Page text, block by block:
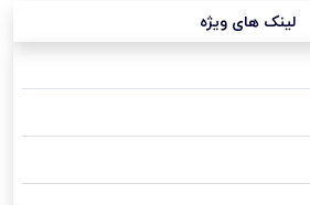
لینک های ویژه